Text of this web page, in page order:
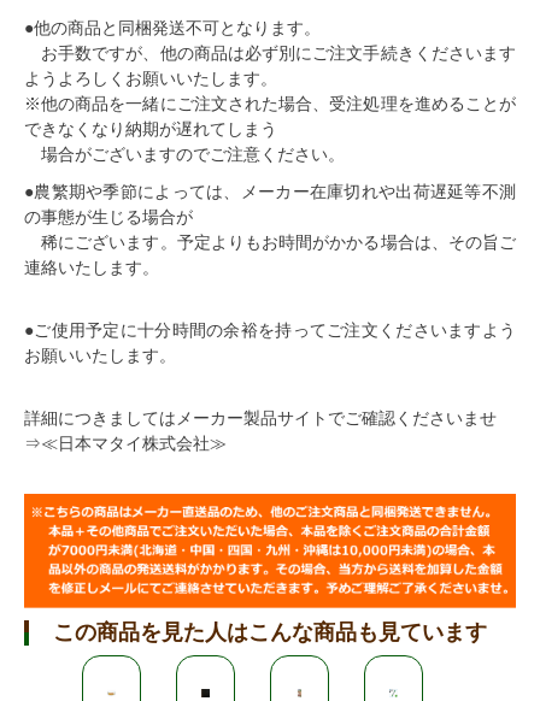
●他の商品と同梱発送不可となります。
お手数ですが、他の商品は必ず別にご注文手続きくださいます
ようよろしくお願いいたします。
※他の商品を一緒にご注文された場合、受注処理を進めることが
できなくなり納期が遅れてしまう
場合がございますのでご注意ください。
●農繁期や季節によっては、メーカー在庫切れや出荷遅延等不測
の事態が生じる場合が
稀にございます。予定よりもお時間がかかる場合は、その旨ご
連絡いたします。
●ご使用予定に十分時間の余裕を持ってご注文くださいますよう
お願いいたします。
詳細につきましてはメーカー製品サイトでご確認くださいませ
⇒≪日本マタイ株式会社≫
この商品を見た人はこんな商品も見ています